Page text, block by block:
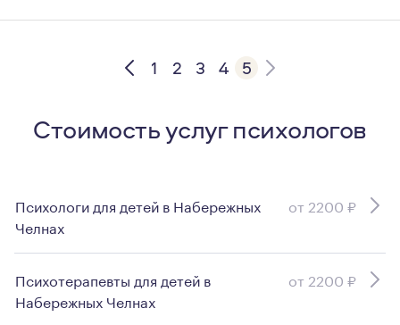
1 2 3 4 5
Стоимость услуг психологов
Психологи для детей в Набережных
Челнах
от 2200 ₽
Психотерапевты для детей в
Набережных Челнах
от 2200 ₽